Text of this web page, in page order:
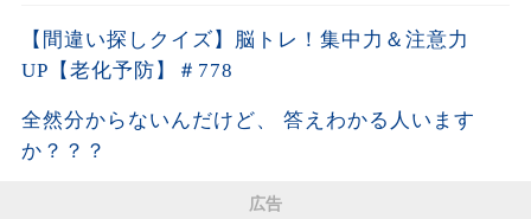
【間違い探しクイズ】脳トレ！集中力＆注意力
UP【老化予防】＃778
全然分からないんだけど、 答えわかる人います
か？？？
広告